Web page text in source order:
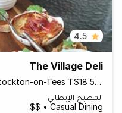
4.5
The Village Deli
22 Darlington Road Hartburn, Stockton-on-Tees TS18 5BD England
المطبخ الإيطالي
Casual Dining • $$